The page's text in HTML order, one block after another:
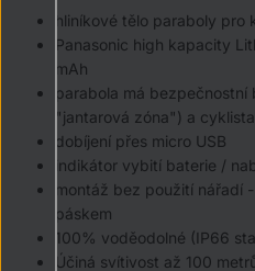
hliníkové tělo paraboly pro
Panasonic high kapacity
mAh
parabola má
"jantarová zóna") a
dobíjení přes micro USB
indikátor vybití baterie /
montáž bez použití nářadí
páskem
100% voděodolné (IP66
Účiná svítivost až 100